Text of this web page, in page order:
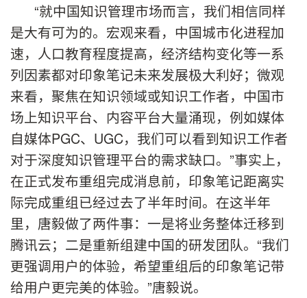
“就中国知识管理市场而言，我们相信同样
是大有可为的。宏观来看，中国城市化进程加
速，人口教育程度提高，经济结构变化等一系
列因素都对印象笔记未来发展极大利好；微观
来看，聚焦在知识领域或知识工作者，中国市
场上知识平台、内容平台大量涌现，例如媒体
自媒体PGC、 UGC，我们可以看到知识工作者
对于深度知识管理平台的需求缺口。”事实上，
在正式发布重组完成消息前，印象笔记距离实
际完成重组已经过去了半年时间。在这半年
里，唐毅做了两件事：一是将业务整体迁移到
腾讯云；二是重新组建中国的研发团队。 “我们
更强调用户的体验，希望重组后的印象笔记带
给用户更完美的体验。”唐毅说。